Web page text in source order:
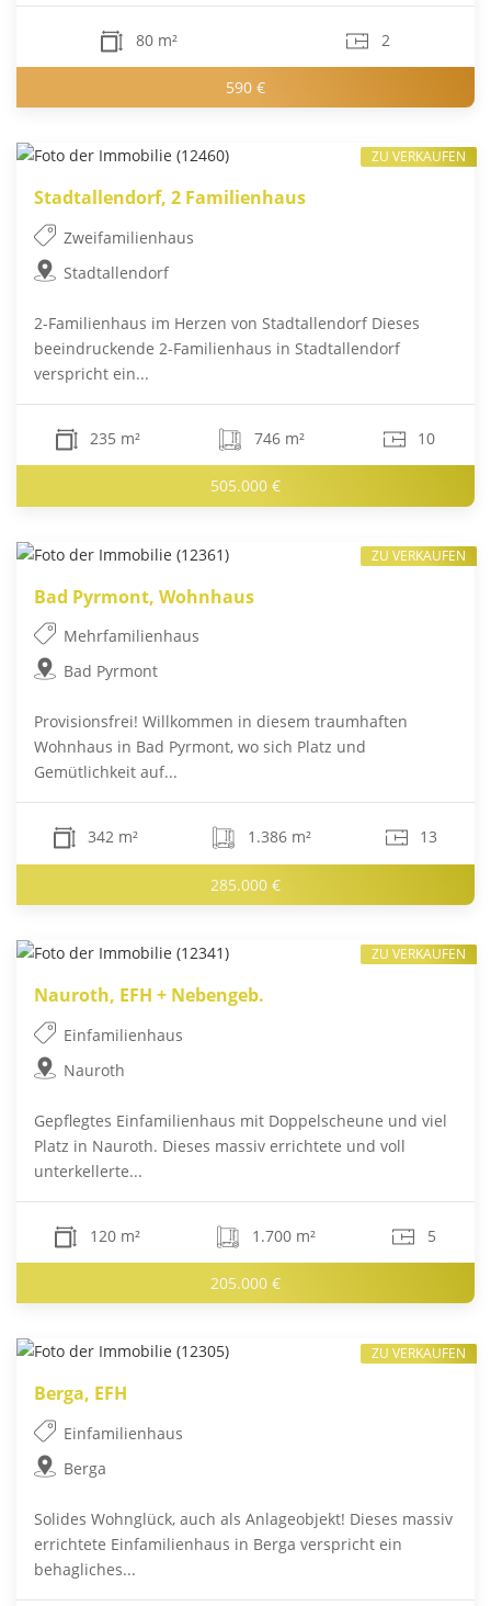
80 m² 2
590 €
Stadtallendorf, 2 Familienhaus
Zweifamilienhaus
Stadtallendorf
2-Familienhaus im Herzen von Stadtallendorf Dieses
beeindruckende 2-Familienhaus in Stadtallendorf
verspricht ein...
235 m² 746 m² 10
505.000 €
ZU VERKAUFEN
Bad Pyrmont, Wohnhaus
Mehrfamilienhaus
Bad Pyrmont
Provisionsfrei! Willkommen in diesem traumhaften
Wohnhaus in Bad Pyrmont, wo sich Platz und
Gemütlichkeit auf...
342 m² 1.386 m² 13
285.000 €
ZU VERKAUFEN
Nauroth, EFH + Nebengeb.
Einfamilienhaus
Nauroth
Gepflegtes Einfamilienhaus mit Doppelscheune und viel
Platz in Nauroth. Dieses massiv errichtete und voll
unterkellerte...
120 m² 1.700 m² 5
205.000 €
ZU VERKAUFEN
Berga, EFH
Einfamilienhaus
Berga
Solides Wohnglück, auch als Anlageobjekt! Dieses massiv
errichtete Einfamilienhaus in Berga verspricht ein
behagliches...
ZU VERKAUFEN